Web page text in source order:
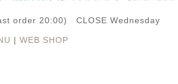
order 20:00) CLOSE Wednesday
| WEB SHOP